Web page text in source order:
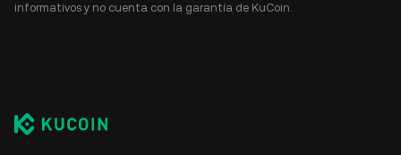
informativos y no cuenta con la garantía de KuCoin.